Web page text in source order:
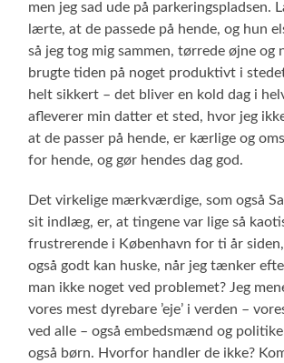
men jeg sad ude på parkeringspladsen.
lærte, at de passede på hende, og hun
så jeg tog mig sammen, tørrede øjne og
brugte tiden på noget produktivt i
helt sikkert – det bliver en kold dag i
afleverer min datter et sted, hvor jeg
at de passer på hende, er kærlige og
for hende, og gør hendes dag god.
Det virkelige mærkværdige, som også
sit indlæg, er, at tingene var lige så
frustrerende i København for ti år
også godt kan huske, når jeg tænker
man ikke noget ved problemet? Jeg
vores mest dyrebare ’eje’ i verden –
ved alle – også embedsmænd og
også børn. Hvorfor handler de ikke?